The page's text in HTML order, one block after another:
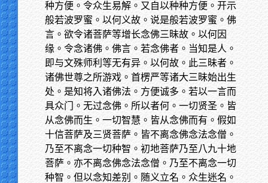
种方便。令众生易解。又自以种种方便。开示
般若波罗蜜。以何义故。说是般若波罗蜜。佛
言。欲令诸菩萨等增长念佛三昧故。以何因
缘。令念诸佛。佛言。若念佛者。当知是人。
即与文殊师利等无有异。以何故。此三昧者。
诸佛世尊之所游戏。首楞严等诸大三昧始出生
处。是知将入诸佛法。方便诚多。若以一言而
具众门。无过念佛。所以者何。一切贤圣。皆
从念佛而生。一切智慧。皆从念佛而有。假如
十信菩萨及三贤菩萨。皆不离念佛念法念僧。
乃至不离念一切种智。初地菩萨乃至八九十地
菩萨。亦不离念佛念法念僧。乃至不离念一切
种智。但以念知差别。随义立名。众生迷名。